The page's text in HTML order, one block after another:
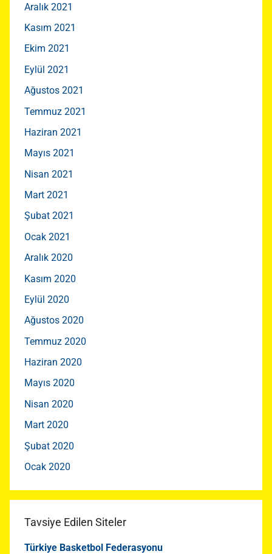
Aralık 2021
Kasım 2021
Ekim 2021
Eylül 2021
Ağustos 2021
Temmuz 2021
Haziran 2021
Mayıs 2021
Nisan 2021
Mart 2021
Şubat 2021
Ocak 2021
Aralık 2020
Kasım 2020
Eylül 2020
Ağustos 2020
Temmuz 2020
Haziran 2020
Mayıs 2020
Nisan 2020
Mart 2020
Şubat 2020
Ocak 2020
Tavsiye Edilen Siteler
Türkiye Basketbol Federasyonu